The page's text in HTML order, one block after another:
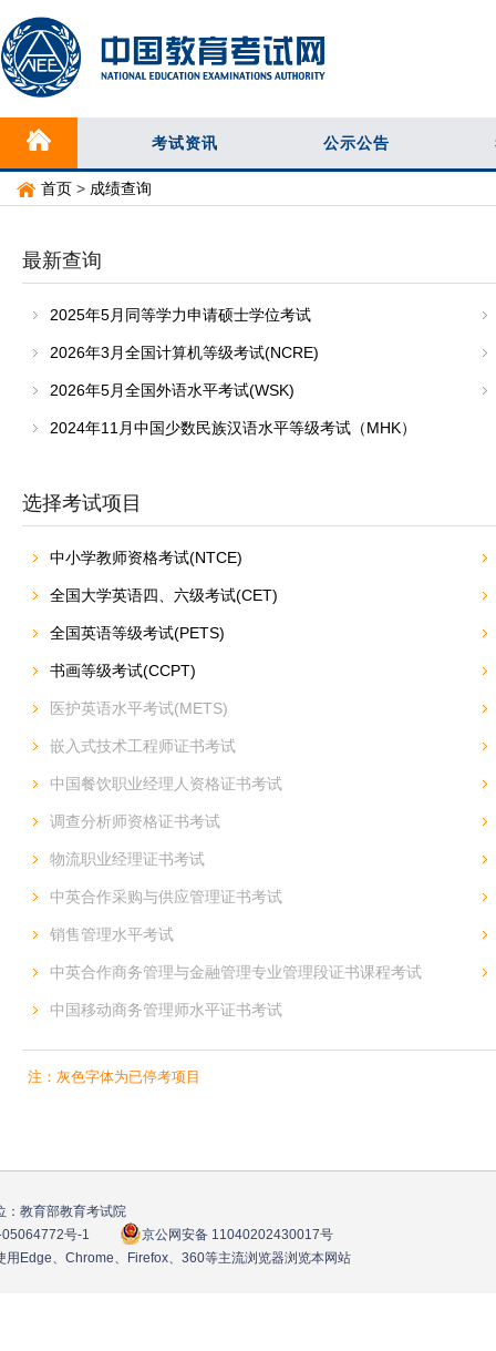
考试资讯 公示公告
首页 > 成绩查询
最新查询
2025年5月同等学力申请硕士学位考试
2026年3月全国计算机等级考试(NCRE)
2026年5月全国外语水平考试(WSK)
2024年11月中国少数民族汉语水平等级考试（MHK）
选择考试项目
中小学教师资格考试(NTCE)
全国大学英语四、六级考试(CET)
全国英语等级考试(PETS)
书画等级考试(CCPT)
医护英语水平考试(METS)
嵌入式技术工程师证书考试
中国餐饮职业经理人资格证书考试
调查分析师资格证书考试
物流职业经理证书考试
中英合作采购与供应管理证书考试
销售管理水平考试
中英合作商务管理与金融管理专业管理段证书课程考试
中国移动商务管理师水平证书考试
注：灰色字体为已停考项目
：教育部教育考试院
05064772号-1
京公网安备 11040202430017号
用Edge、Chrome、Firefox、360等主流浏览器浏览本网站